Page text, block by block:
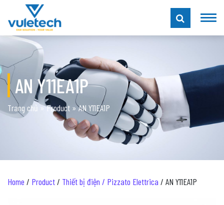
AN Y11EA1P
Trang chủ »Product »AN Y11EA1P
Home / Product/ Thiết bị điện / Pizzato Elettrica / AN Y11EA1P